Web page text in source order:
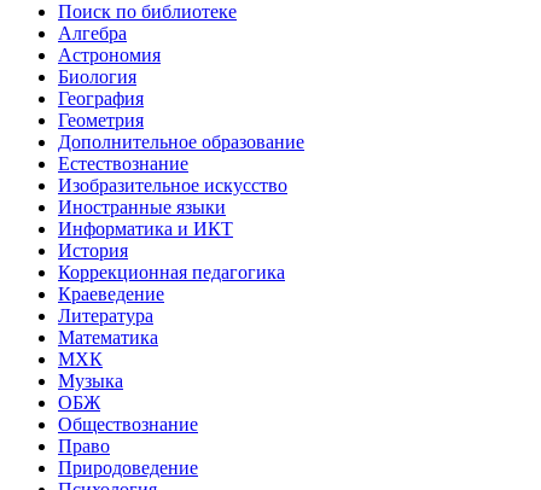
Поиск по библиотеке
Алгебра
Астрономия
Биология
География
Геометрия
Дополнительное образование
Естествознание
Изобразительное искусство
Иностранные языки
Информатика и ИКТ
История
Коррекционная педагогика
Краеведение
Литература
Математика
МХК
Музыка
ОБЖ
Обществознание
Право
Природоведение